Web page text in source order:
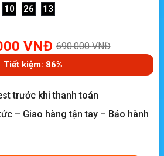
10 26 12
VNĐ 690.000VNĐ
Tiết kiệm: 86%
trước khi thanh toán
– Giao hàng tận tay – Bảo hành